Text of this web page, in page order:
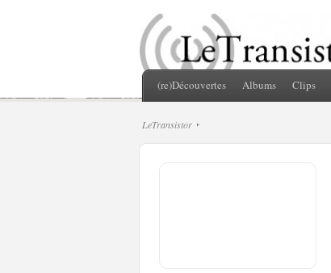
(re)Découvertes Albums Clips
LeTransistor